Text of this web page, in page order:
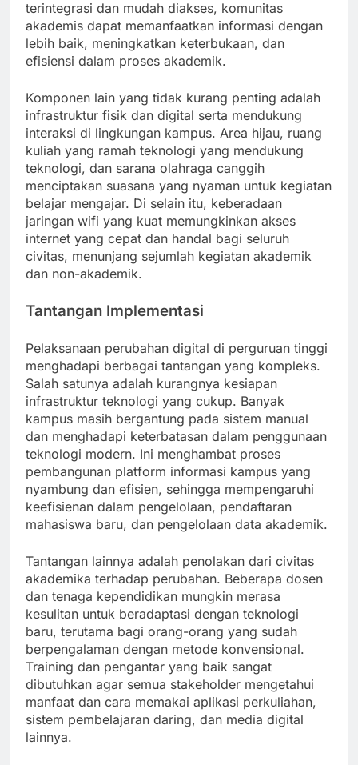
terintegrasi dan mudah diakses, komunitas
akademis dapat memanfaatkan informasi dengan
lebih baik, meningkatkan keterbukaan, dan
efisiensi dalam proses akademik.
Komponen lain yang tidak kurang penting adalah
infrastruktur fisik dan digital serta mendukung
interaksi di lingkungan kampus. Area hijau, ruang
kuliah yang ramah teknologi yang mendukung
teknologi, dan sarana olahraga canggih
menciptakan suasana yang nyaman untuk kegiatan
belajar mengajar. Di selain itu, keberadaan
jaringan wifi yang kuat memungkinkan akses
internet yang cepat dan handal bagi seluruh
civitas, menunjang sejumlah kegiatan akademik
dan non-akademik.
Tantangan Implementasi
Pelaksanaan perubahan digital di perguruan tinggi
menghadapi berbagai tantangan yang kompleks.
Salah satunya adalah kurangnya kesiapan
infrastruktur teknologi yang cukup. Banyak
kampus masih bergantung pada sistem manual
dan menghadapi keterbatasan dalam penggunaan
teknologi modern. Ini menghambat proses
pembangunan platform informasi kampus yang
nyambung dan efisien, sehingga mempengaruhi
keefisienan dalam pengelolaan, pendaftaran
mahasiswa baru, dan pengelolaan data akademik.
Tantangan lainnya adalah penolakan dari civitas
akademika terhadap perubahan. Beberapa dosen
dan tenaga kependidikan mungkin merasa
kesulitan untuk beradaptasi dengan teknologi
baru, terutama bagi orang-orang yang sudah
berpengalaman dengan metode konvensional.
Training dan pengantar yang baik sangat
dibutuhkan agar semua stakeholder mengetahui
manfaat dan cara memakai aplikasi perkuliahan,
sistem pembelajaran daring, dan media digital
lainnya.